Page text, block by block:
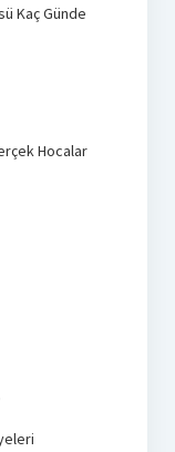
Kaç Günde
Hocalar